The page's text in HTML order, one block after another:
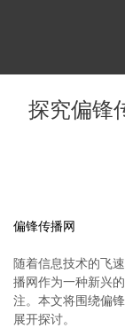
探究偏锋
偏锋传播网
随着信息技术的飞
播网作为一种新兴
注。本文将围绕偏
展开探讨。